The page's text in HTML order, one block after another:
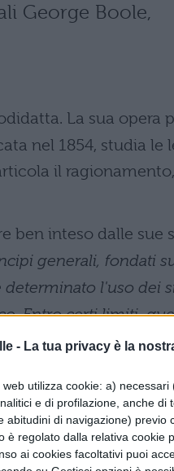
- La tua privacy è la
utilizza cookie: a)
e di profilazione, anche
abitudini di navigazione) previo
è regolato dalla relativa cookie
ai cookies facoltativi puoi
George Boole,
La sua opera
nel 1854, studia
il
ben inteso dalle sue
generali, fondati
determinato l'uso dei
Entro certi limiti,
Noi
continuatore
di giungere a
ridotte a una specie